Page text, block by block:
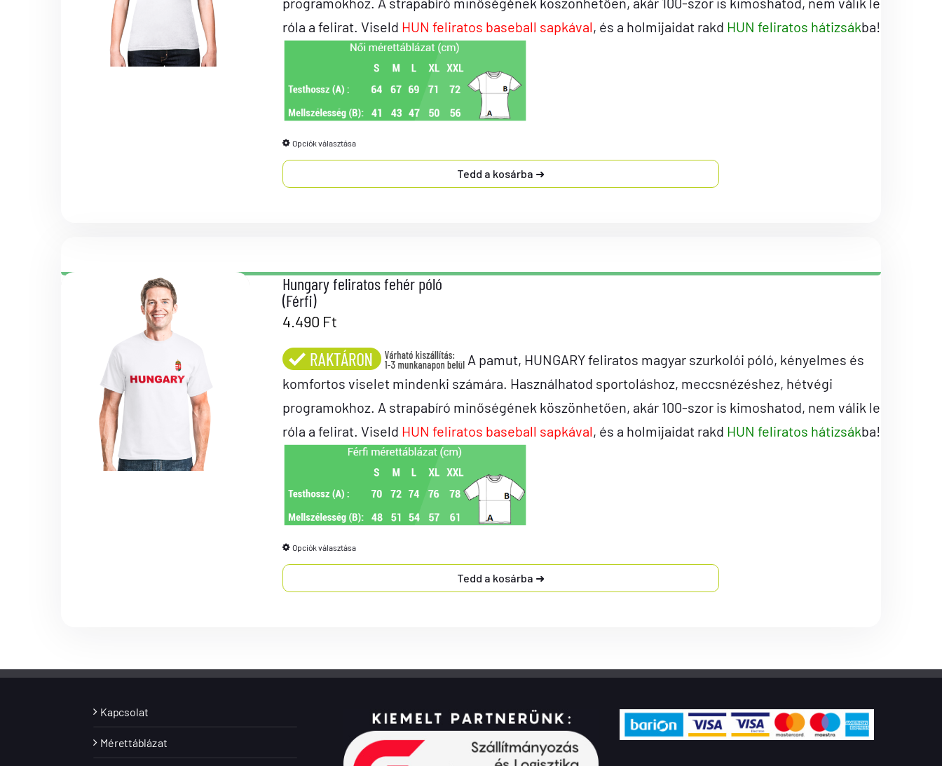
róla a felirat. Viseld HUN feliratos baseball sapkával, és a holmijaidat rakd HUN feliratos hátizsákba!
Opciók választása
Tedd a kosárba
Hungary feliratos fehér póló
(Férfi)
4.490 Ft
A pamut, HUNGARY feliratos magyar szurkolói póló, kényelmes és
komfortos viselet mindenki számára. Használhatod sportoláshoz, meccsnézéshez, hétvégi
programokhoz. A strapabíró minőségének köszönhetően, akár 100-szor is kimoshatod, nem válik le
róla a felirat. Viseld HUN feliratos baseball sapkával, és a holmijaidat rakd HUN feliratos hátizsákba!
Opciók választása
Tedd a kosárba
Kapcsolat
Mérettáblázat